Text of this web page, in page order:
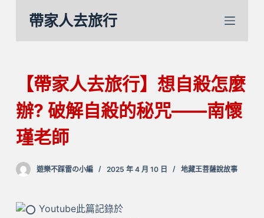
帶家人去旅行
【帶家人去旅行】想自殺怎麼
辦? 破解自殺的秘咒——南懷
瑾老師
遊樂不踩雷の小編 2025 年 4 月 10 日 地藏王菩薩說故事
Youtube此篇記錄於